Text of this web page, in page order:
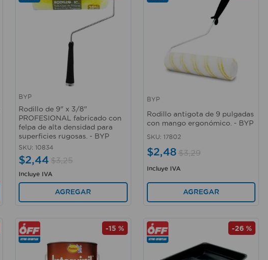
BYP
Rodillo de 9" x 3/8"
PROFESIONAL fabricado con
felpa de alta densidad para
superficies rugosas. - BYP
SKU: 10834
$2,44 $3,25
Incluye IVA
AGREGAR
Vista rápida
BYP
Rodillo antigota de 9 pulgadas
con mango ergonómico. - BYP
SKU: 17802
$2,48 $3,29
Incluye IVA
AGREGAR
-15 % -26 %